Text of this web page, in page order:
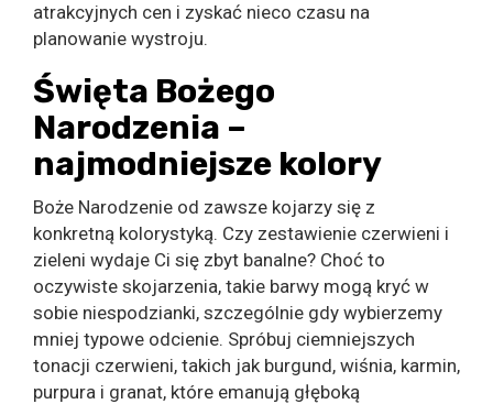
atrakcyjnych cen i zyskać nieco czasu na
planowanie wystroju.
Święta Bożego
Narodzenia –
najmodniejsze kolory
Boże Narodzenie od zawsze kojarzy się z
konkretną kolorystyką. Czy zestawienie czerwieni i
zieleni wydaje Ci się zbyt banalne? Choć to
oczywiste skojarzenia, takie barwy mogą kryć w
sobie niespodzianki, szczególnie gdy wybierzemy
mniej typowe odcienie. Spróbuj ciemniejszych
tonacji czerwieni, takich jak burgund, wiśnia, karmin,
purpura i granat, które emanują głęboką